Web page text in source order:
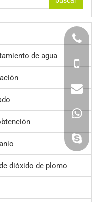
de agua
dióxido de plomo